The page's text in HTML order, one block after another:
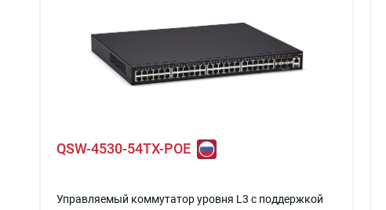
QSW-4530-54TX-POE
Управляемый коммутатор уровня L3 с поддержкой